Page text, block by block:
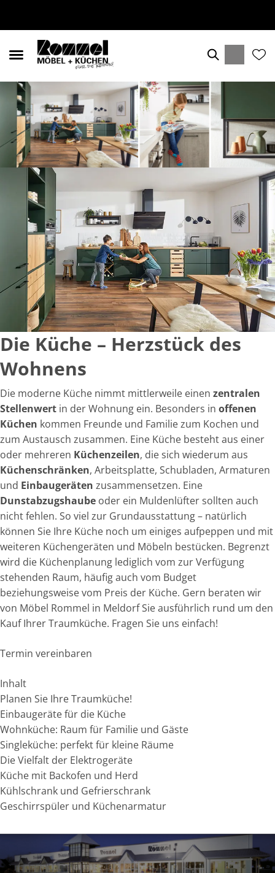
Die Küche – Herzstück des
Wohnens
Die moderne Küche nimmt mittlerweile einen zentralen
Stellenwert in der Wohnung ein. Besonders in offenen
Küchen kommen Freunde und Familie zum Kochen und
zum Austausch zusammen. Eine Küche besteht aus einer
oder mehreren Küchenzeilen, die sich wiederum aus
Küchenschränken, Arbeitsplatte, Schubladen, Armaturen
und Einbaugeräten zusammensetzen. Eine
Dunstabzugshaube oder ein Muldenlüfter sollten auch
nicht fehlen. So viel zur Grundausstattung – natürlich
können Sie Ihre Küche noch um einiges aufpeppen und mit
weiteren Küchengeräten und Möbeln bestücken. Begrenzt
wird die Küchenplanung lediglich vom zur Verfügung
stehenden Raum, häufig auch vom Budget
beziehungsweise vom Preis der Küche. Gern beraten wir
von Möbel Rommel in Meldorf Sie ausführlich rund um den
Kauf Ihrer Traumküche. Fragen Sie uns einfach!
Termin vereinbaren
Inhalt
Planen Sie Ihre Traumküche!
Einbaugeräte für die Küche
Wohnküche: Raum für Familie und Gäste
Singleküche: perfekt für kleine Räume
Die Vielfalt der Elektrogeräte
Küche mit Backofen und Herd
Kühlschrank und Gefrierschrank
Geschirrspüler und Küchenarmatur